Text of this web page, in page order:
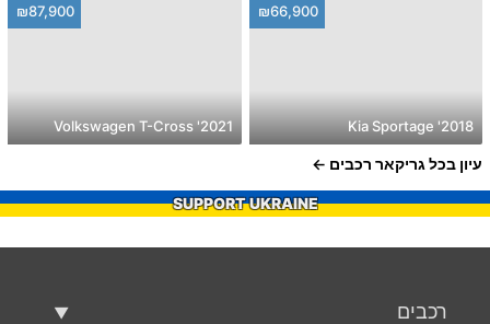
₪66,900
2018' Kia Sportage
₪87,900
2021' Volkswagen T-Cross
עיון בכל גריקאר רכבים
SUPPORT UKRAINE
רכבים